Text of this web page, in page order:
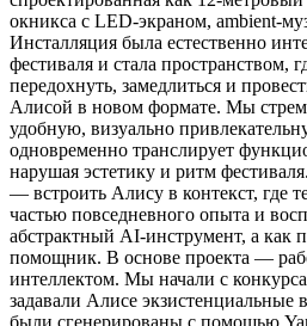
окникса с LED-экраном, ambient-
Инсталляция была естественно
фестиваля и стала пространством,
передохнуть, замедлиться и
Алисой в новом формате. Мы
удобную, визуально
одновременно транслирует
нарушая эстетику и ритм
— встроить Алису в контекст, где
частью повседневного опыта и
абстрактный AI-инструмент, а как
помощник. В основе проекта —
интеллектом. Мы начали с конкурса
задавали Алисе
были сгенерированы с помощью